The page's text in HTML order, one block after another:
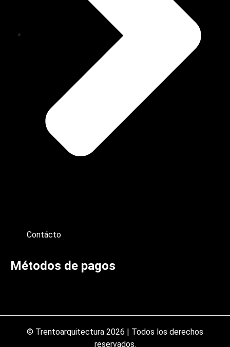
Contácto
Métodos de pagos
© Trentoarquitectura 2026 | Todos los derechos
reservados.